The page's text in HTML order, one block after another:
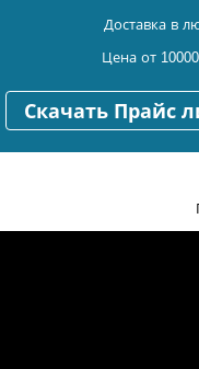
Доставка в
Цена от
Скачать Прайс